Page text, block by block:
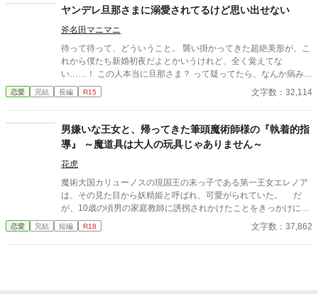
ないのだと気づいたフィリアは、ルシウスに告げる。 「私、好き
な人ができました」 だから、あなたとは結婚できないのだという
嘘を──。
ヤンデレ旦那さまに溺愛されてるけど思い出せない
斧名田マニマニ
待って待って、どういうこと。 襲い掛かってきた超絶美形が、こ
れから僕たち新婚初夜だよとかいうけれど、全く覚えてな
い……！ この人本当に旦那さま？ って疑ってたら、なんか病みは
じめちゃった……！
恋愛 完結 長編 R15 文字数：32,114
男嫌いな王女と、帰ってきた筆頭魔術師様の『執着的指
導』 ～魔道具は大人の玩具じゃありません～
花虎
魔術大国カリューノスの現国王の末っ子である第一王女エレノア
は、その見た目から妖精姫と呼ばれ、可愛がられていた。 だ
が、10歳の頃男の家庭教師に誘拐されかけたことをきっかけに大
人の男嫌いとなってしまう。そんなエレノアの遊び相手として送
り込まれた美少女がいた。……けれどその正体は、兄王子の親友
恋愛 完結 短編 R18 文字数：37,862